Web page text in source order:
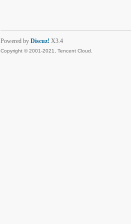
Powered by Discuz! X3.4
Copyright © 2001-2021, Tencent Cloud.